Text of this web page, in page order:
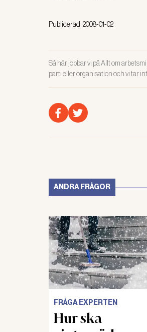
Publicerad:2008-01-02
Så här jobbar vi på Allt om
parti eller organisation och vi tar
ANDRA FRÅGOR
FRÅGA EXPERTEN
Hur ska